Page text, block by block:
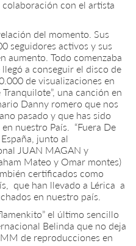
colaboración con el artista
del momento. Sus
seguidores activos y sus
aumento. Todo comenzaba
llegó a conseguir el disco de
de visualizaciones en
una canción en
Danny romero que nos
pasado y que has sido
nuestro País. “Fuera De
junto al
JUAN MAGAN y
Mateo y Omar montes)
certificados como
que han llevado a Lérica a
en nuestro país.
el último sencillo
Belinda que no deja
de reproducciones en